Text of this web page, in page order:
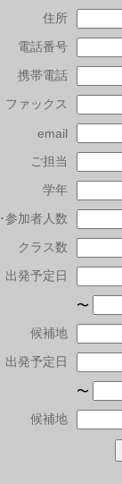
住所
電話番号
携帯電話
ファックス
email
ご担当
学年
参加者人数
クラス数
出発予定日
〜
候補地
出発予定日
〜
候補地